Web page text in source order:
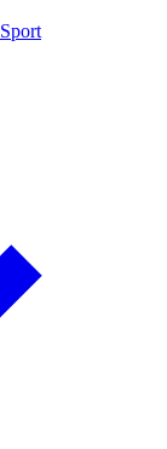
Sport